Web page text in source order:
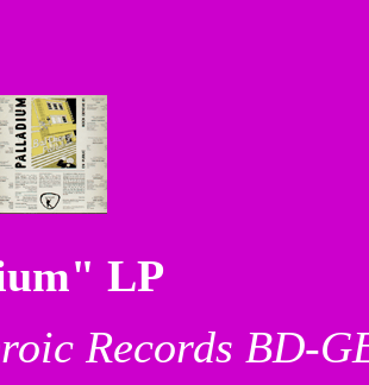
LP
Records BD-